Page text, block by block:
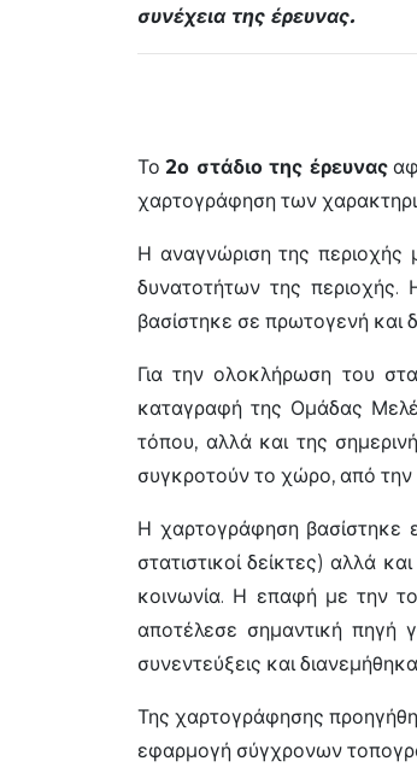
συνέχεια της έρευνας.
Το2ο στάδιο της έρευνας
χαρτογράφηση των
Η αναγνώριση της περιοχής
δυνατοτήτων της περιοχής.
βασίστηκε σε πρωτογενή
Για την ολοκλήρωση του
καταγραφή της Ομάδας
τόπου, αλλά και της
συγκροτούν το χώρο, από
Η χαρτογράφηση βασίστηκε
στατιστικοί δείκτες) αλλά
κοινωνία. Η επαφή με την
αποτέλεσε σημαντική πηγή
συνεντεύξεις και
Της χαρτογράφησης
εφαρμογή σύγχρονων